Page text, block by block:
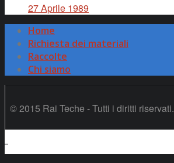
27 Aprile 1989
Home
Richiesta dei materiali
Raccolte
Chi siamo
© 2015 Rai Teche - Tutti i diritti riservati.